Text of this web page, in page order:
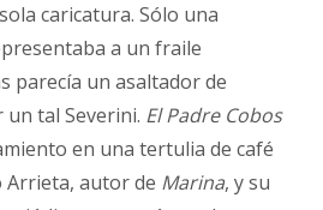
caricatura. Sólo una
a un fraile
parecía un asaltador de
tal Severini. El Padre Cobos
en una tertulia de café
Arrieta, autor de Marina, y su